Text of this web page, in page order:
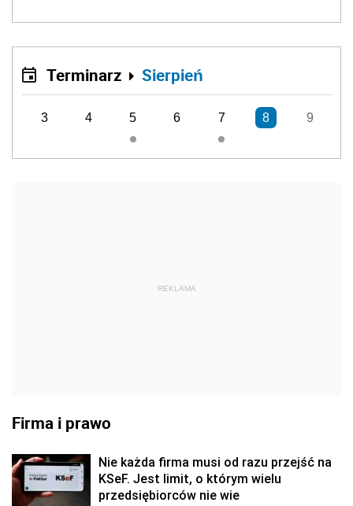
Terminarz Sierpień
3 4 5 6 7 8 9
REKLAMA
Firma i prawo
Nie każda firma musi od razu przejść na
KSeF. Jest limit, o którym wielu
przedsiębiorców nie wie